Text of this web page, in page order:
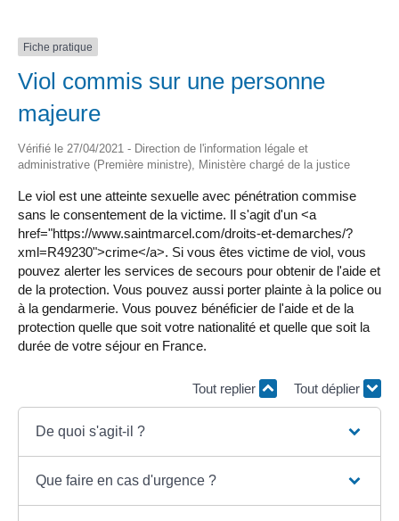
Fiche pratique
Viol commis sur une personne
majeure
Vérifié le 27/04/2021 - Direction de l'information légale et
administrative (Première ministre), Ministère chargé de la justice
Le viol est une atteinte sexuelle avec pénétration commise
sans le consentement de la victime. Il s'agit d'un <a
href="https://www.saintmarcel.com/droits-et-demarches/?
xml=R49230">crime</a>. Si vous êtes victime de viol, vous
pouvez alerter les services de secours pour obtenir de l'aide et
de la protection. Vous pouvez aussi porter plainte à la police ou
à la gendarmerie. Vous pouvez bénéficier de l'aide et de la
protection quelle que soit votre nationalité et quelle que soit la
durée de votre séjour en France.
Tout replier Tout déplier
De quoi s'agit-il ?
Que faire en cas d'urgence ?